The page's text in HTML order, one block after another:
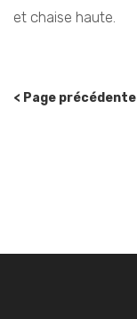
et chaise haute.
< Page précédente